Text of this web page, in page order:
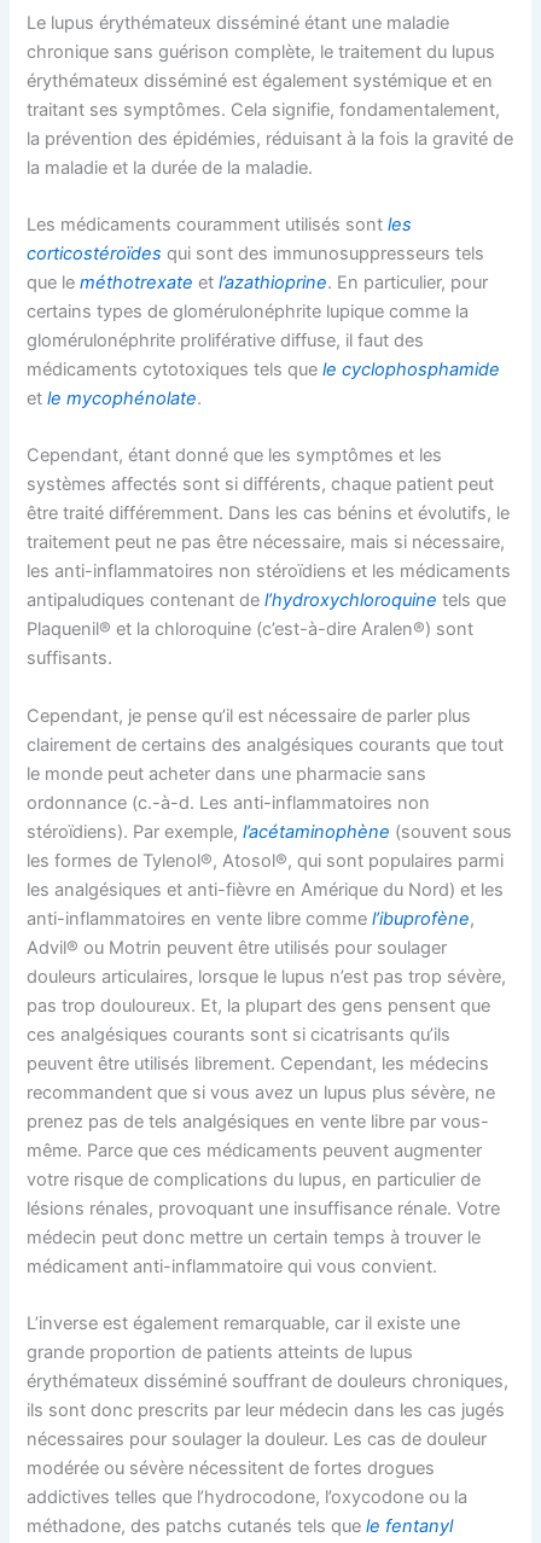
Le lupus érythémateux disséminé étant une maladie
chronique sans guérison complète, le traitement du lupus
érythémateux disséminé est également systémique et en
traitant ses symptômes. Cela signifie, fondamentalement,
la prévention des épidémies, réduisant à la fois la gravité de
la maladie et la durée de la maladie.
Les médicaments couramment utilisés sontles
corticostéroïdes qui sont des immunosuppresseurs tels
que leméthotrexateetl’azathioprine. En particulier, pour
certains types de glomérulonéphrite lupique comme la
glomérulonéphrite proliférative diffuse, il faut des
médicaments cytotoxiques tels quele cyclophosphamide
etle mycophénolate.
Cependant, étant donné que les symptômes et les
systèmes affectés sont si différents, chaque patient peut
être traité différemment. Dans les cas bénins et évolutifs, le
traitement peut ne pas être nécessaire, mais si nécessaire,
les anti-inflammatoires non stéroïdiens et les médicaments
antipaludiques contenant de l’hydroxychloroquinetels que
Plaquenil® et la chloroquine (c’est-à-dire Aralen®) sont
suffisants.
Cependant, je pense qu’il est nécessaire de parler plus
clairement de certains des analgésiques courants que tout
le monde peut acheter dans une pharmacie sans
ordonnance (c.-à-d. Les anti-inflammatoires non
stéroïdiens). Par exemple,l’acétaminophène (souvent sous
les formes de Tylenol®, Atosol®, qui sont populaires parmi
les analgésiques et anti-fièvre en Amérique du Nord) et les
anti-inflammatoires en vente libre commel’ibuprofène,
Advil® ou Motrin peuvent être utilisés pour soulager
douleurs articulaires, lorsque le lupus n’est pas trop sévère,
pas trop douloureux. Et, la plupart des gens pensent que
ces analgésiques courants sont si cicatrisants qu’ils
peuvent être utilisés librement. Cependant, les médecins
recommandent que si vous avez un lupus plus sévère, ne
prenez pas de tels analgésiques en vente libre par vous-
même. Parce que ces médicaments peuvent augmenter
votre risque de complications du lupus, en particulier de
lésions rénales, provoquant une insuffisance rénale. Votre
médecin peut donc mettre un certain temps à trouver le
médicament anti-inflammatoire qui vous convient.
L’inverse est également remarquable, car il existe une
grande proportion de patients atteints de lupus
érythémateux disséminé souffrant de douleurs chroniques,
ils sont donc prescrits par leur médecin dans les cas jugés
nécessaires pour soulager la douleur. Les cas de douleur
modérée ou sévère nécessitent de fortes drogues
addictives telles que l’hydrocodone, l’oxycodone ou la
méthadone, des patchs cutanés tels quele fentanyl